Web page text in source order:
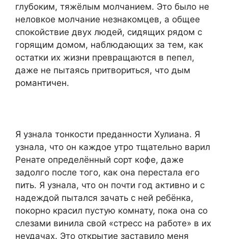
глубоким, тяжёлым молчанием. Это было не
неловкое молчание незнакомцев, а общее
спокойствие двух людей, сидящих рядом с
горящим домом, наблюдающих за тем, как
остатки их жизни превращаются в пепел,
даже не пытаясь притвориться, что дым
романтичен.
Я узнала тонкости преданности Хулиана. Я
узнала, что он каждое утро тщательно варил
Ренате определённый сорт кофе, даже
задолго после того, как она перестала его
пить. Я узнала, что он почти год активно и с
надеждой пытался зачать с ней ребёнка,
покорно красил пустую комнату, пока она со
слезами винила свой «стресс на работе» в их
неудачах. Это открытие заставило меня